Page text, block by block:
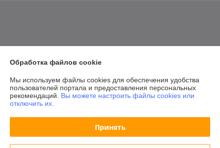
Обработка файлов cookie
Мы используем файлы cookies для обеспечения удобства
пользователей портала и предоставления персональных
рекомендаций. Вы можете настроить файлы cookies или
отключить их.
Принять